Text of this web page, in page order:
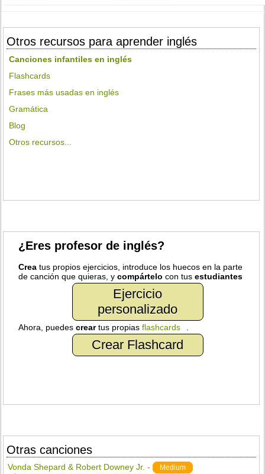
Otros recursos para aprender inglés
Canciones infantiles en inglés
Flashcards
Frases más usadas en inglés
Gramática
Blog
Otros recursos...
¿Eres profesor de inglés?
Crea tus propios ejercicios, introduce los huecos en la parte
de canción que quieras, ycompártelo con tusestudiantes
Ejercicio
personalizado
Ahora, puedescreartus propiasflashcards
Crear Flashcard
Otras canciones
Vonda Shepard & Robert Downey Jr. - Medium